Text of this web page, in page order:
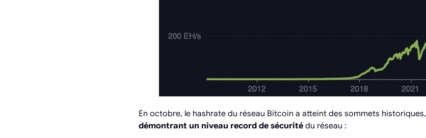
En octobre, le hashrate du réseau Bitcoin a atteint des sommets historiques,
démontrant un niveau record de sécurité du réseau :